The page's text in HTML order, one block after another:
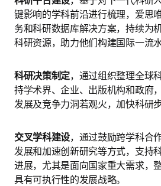
键影响的学科前沿进行梳理，爱思
务和科研数据库解决方案，持续为
科研资源，助力他们构建国际一流
科研决策制定，通过组织整理全球
持学术界、企业、出版机构和政府
发展及竞争力洞若观火，加快科研步
交叉学科建设，通过鼓励跨学科合
发展和加速创新研究等方式，支持
进展，尤其是面向国家重大需求，
具有可执行性的发展战略。